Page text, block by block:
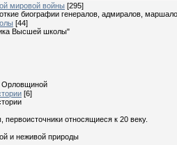
мировой войны [295]
биографии генералов, адмиралов,
[44]
Высшей школы"
Орловщиной
[6]
относящиеся к 20 веку.
и неживой природы